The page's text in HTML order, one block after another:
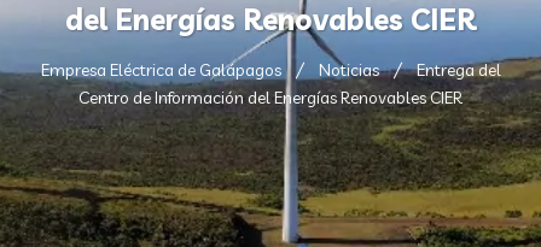
del Energías Renovables CIER
Empresa Eléctrica de Galápagos Noticias
Entrega del
Centro de Información del Energías Renovables CIER